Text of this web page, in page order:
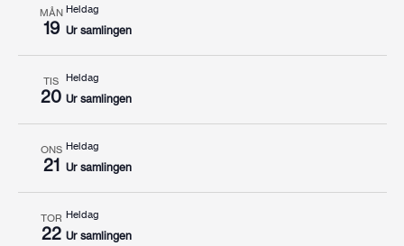
MÅN
19
Heldag
Ur samlingen
TIS
20
Heldag
Ur samlingen
ONS
21
Heldag
Ur samlingen
TOR
22
Heldag
Ur samlingen